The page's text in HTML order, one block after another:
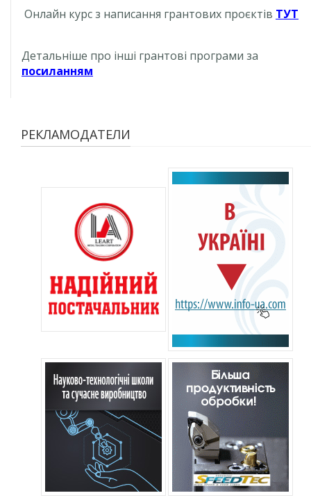
Онлайн курс з написання грантових проєктів ТУТ
Детальніше про інші грантові програми за
посиланням
РЕКЛАМОДАТЕЛИ